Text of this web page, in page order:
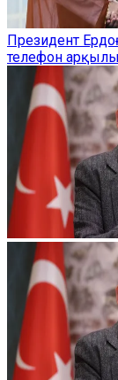
Президент
телефон арқылы